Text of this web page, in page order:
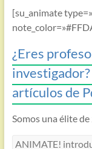
[su_animate
¿Eres
artículos de
Somos una élite de
ANIMATE!